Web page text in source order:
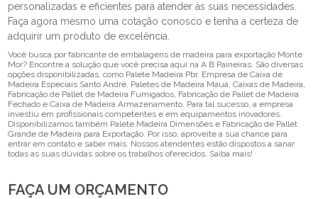
personalizadas e eficientes para atender às suas necessidades.
Faça agora mesmo uma cotação conosco e tenha a certeza de
adquirir um produto de excelência.
Você busca por fabricante de embalagens de madeira para exportação Monte
Mor? Encontre a solução que você precisa aqui na A B Paineiras. São diversas
opções disponibilizadas, como Palete Madeira Pbr, Empresa de Caixa de
Madeira Especiais Santo André, Paletes de Madeira Mauá, Caixas de Madeira,
Fabricação de Pallet de Madeira Fumigados, Fabricação de Pallet de Madeira
Fechado e Caixa de Madeira Armazenamento. Para tal sucesso, a empresa
investiu em profissionais competentes e em equipamentos inovadores.
Disponibilizamos também Palete Madeira Dimensões e Fabricação de Pallet
Grande de Madeira para Exportação. Por isso, aproveite a sua chance para
entrar em contato e saber mais. Nossos atendentes estão dispostos a sanar
todas as suas dúvidas sobre os trabalhos oferecidos. Saiba mais!
FAÇA UM ORÇAMENTO